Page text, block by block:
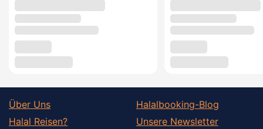
Über Uns
Halal Reisen?
Halalbooking-Blog
Unsere Newsletter